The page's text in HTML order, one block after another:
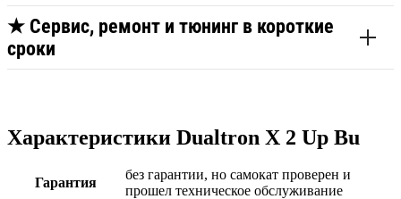
★ Сервис, ремонт и тюнинг в короткие
сроки
Характеристики Dualtron X 2 Up Bu
Гарантия
без гарантии, но самокат проверен и
прошел техническое обслуживание